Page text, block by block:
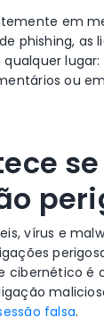
em
phishing, as
lugar:
ou
vírus e
cibernético é
falsa.